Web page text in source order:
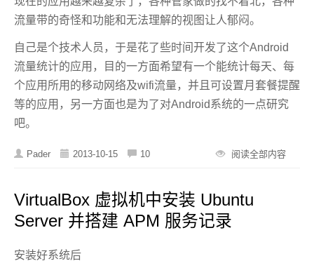
流量带的奇怪和功能和无法理解的视图让人郁闷。
自己是个技术人员，于是花了些时间开发了这个Android
流量统计的应用，目的一方面希望有一个能统计每天、每
个应用所用的移动网络及wifi流量，并且可设置月套餐提醒
等的应用，另一方面也是为了对Android系统的一点研究
吧。
阅读全部内容
Pader 2013-10-15 10
VirtualBox 虚拟机中安装 Ubuntu
Server 并搭建 APM 服务记录
安装好系统后